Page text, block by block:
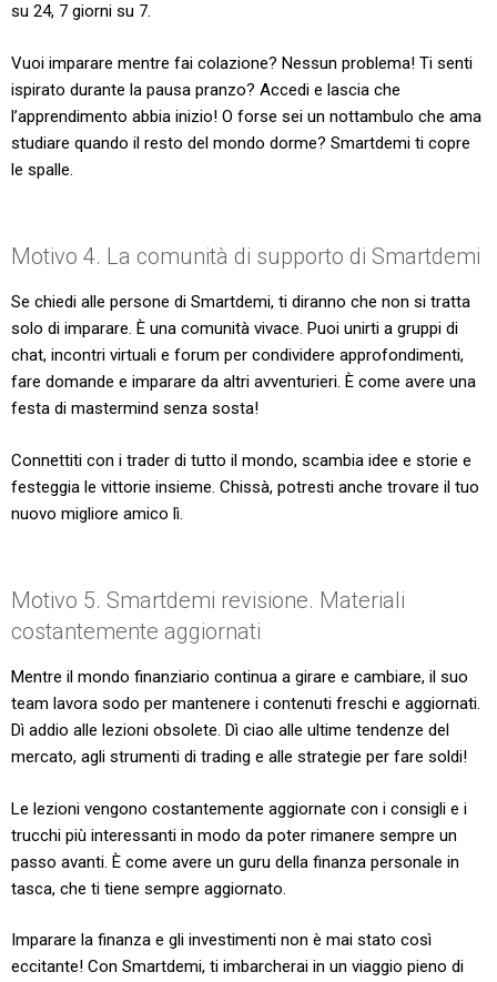
su 24, 7 giorni su 7.
Vuoi imparare mentre fai colazione? Nessun problema! Ti senti
ispirato durante la pausa pranzo? Accedi e lascia che
l’apprendimento abbia inizio! O forse sei un nottambulo che ama
studiare quando il resto del mondo dorme? Smartdemi ti copre
le spalle.
Motivo 4. La comunità di supporto di Smartdemi
Se chiedi alle persone di Smartdemi, ti diranno che non si tratta
solo di imparare. È una comunità vivace. Puoi unirti a gruppi di
chat, incontri virtuali e forum per condividere approfondimenti,
fare domande e imparare da altri avventurieri. È come avere una
festa di mastermind senza sosta!
Connettiti con i trader di tutto il mondo, scambia idee e storie e
festeggia le vittorie insieme. Chissà, potresti anche trovare il tuo
nuovo migliore amico lì.
Motivo 5. Smartdemi revisione. Materiali
costantemente aggiornati
Mentre il mondo finanziario continua a girare e cambiare, il suo
team lavora sodo per mantenere i contenuti freschi e aggiornati.
Dì addio alle lezioni obsolete. Dì ciao alle ultime tendenze del
mercato, agli strumenti di trading e alle strategie per fare soldi!
Le lezioni vengono costantemente aggiornate con i consigli e i
trucchi più interessanti in modo da poter rimanere sempre un
passo avanti. È come avere un guru della finanza personale in
tasca, che ti tiene sempre aggiornato.
Imparare la finanza e gli investimenti non è mai stato così
eccitante! Con Smartdemi, ti imbarcherai in un viaggio pieno di